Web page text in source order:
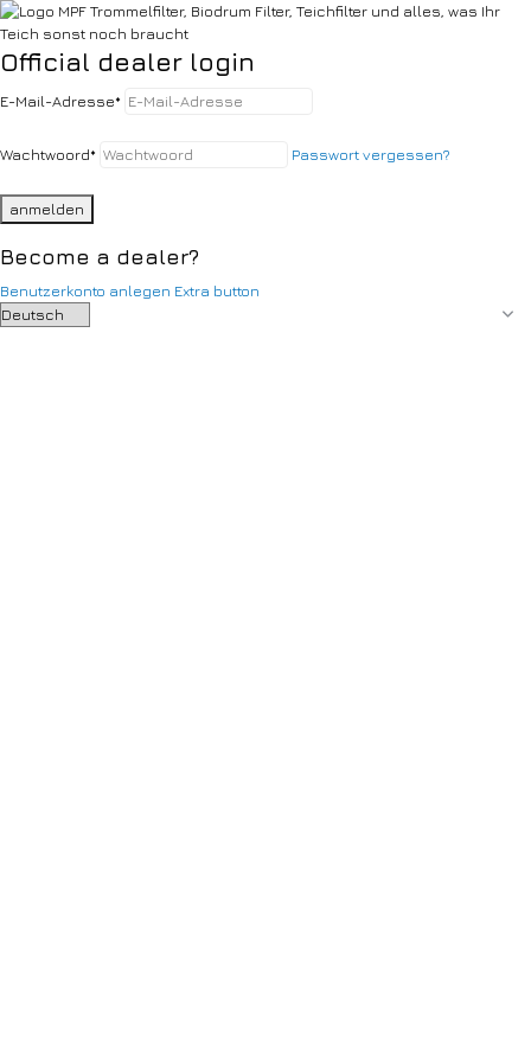
Official dealer login
E-Mail-Adresse*
Wachtwoord* Passwort vergessen?
anmelden
Become a dealer?
Benutzerkonto anlegen Extra button